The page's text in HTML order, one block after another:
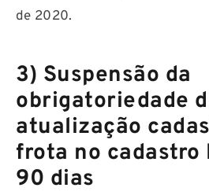
de 2020.
3) Suspensão da
obrigatoriedade
atualização
frota no cadastro
90 dias